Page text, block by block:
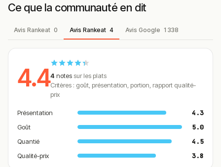
Ce que la communauté en dit
Avis Rankeat 0 Avis Rankeat 4 Avis Google 1 338
4.44notessur les plats
Critères : goût, présentation, portion, rapport qualité-
prix
Présentation 4.3
Goût 5.0
Quantié 4.5
Qualité-prix 3.8